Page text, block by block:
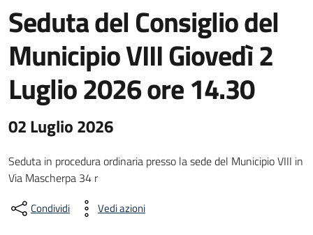
Seduta del Consiglio del
Municipio VIII Giovedì 2
Luglio 2026 ore 14.30
02 Luglio 2026
Seduta in procedura ordinaria presso la sede del Municipio VIII in
Via Mascherpa 34 r
Condividi Vedi azioni